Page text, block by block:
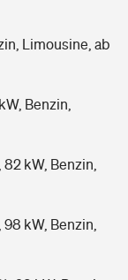
Limousine, ab
Benzin,
kW, Benzin,
kW, Benzin,